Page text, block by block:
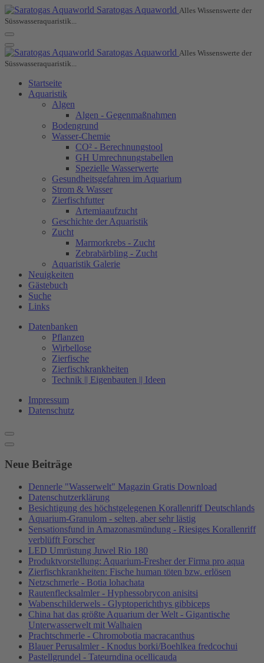
Saratogas Aquaworld Alles Wissenswerte der
Süsswasseraquaristik...
Saratogas Aquaworld Alles Wissenswerte der
Süsswasseraquaristik...
Startseite
Aquaristik
Algen
Algen - Gegenmaßnahmen
Bodengrund
Wasser-Chemie
CO² - Berechnungstool
GH Umrechnungstabellen
Spezielle Wasserwerte
Gesundheitsgefahren im Aquarium
Strom & Wasser
Zierfischfutter
Artemiaaufzucht
Geschichte der Aquaristik
Zucht
Marmorkrebs - Zucht
Zebrabärbling - Zucht
Aquaristik Galerie
Neuigkeiten
Gästebuch
Suche
Links
Datenbanken
Pflanzen
Wirbellose
Zierfische
Zierfischkrankheiten
Technik || Eigenbauten || Ideen
Impressum
Datenschutz
Neue Beiträge
Dennerle "Wasserwelt" Magazin Gratis Download
Datenschutzerklärung
Besichtigung des höchstgelegenen Korallenriff Deutschlands
Aquarium-Granulom - selten, aber sehr lästig
Sensationsfund in Amazonasmündung - Riesiges Korallenriff
verblüfft Forscher
LED Umrüstung Juwel Rio 180
Produktvorstellung: Aquarium-Fresher der Firma pro aqua
Zierfischkrankheiten: Fische human töten bzw. erlösen
Netzschmerle - Botia lohachata
Rautenflecksalmler - Hyphessobrycon anisitsi
Wabenschilderwels - Glyptoperichthys gibbiceps
China hat das größte Aquarium der Welt - Gigantische
Unterwasserwelt mit Walhaien
Prachtschmerle - Chromobotia macracanthus
Blauer Perusalmler - Knodus borki/Boehlkea fredcochui
Pastellgrundel - Tateurndina ocellicauda